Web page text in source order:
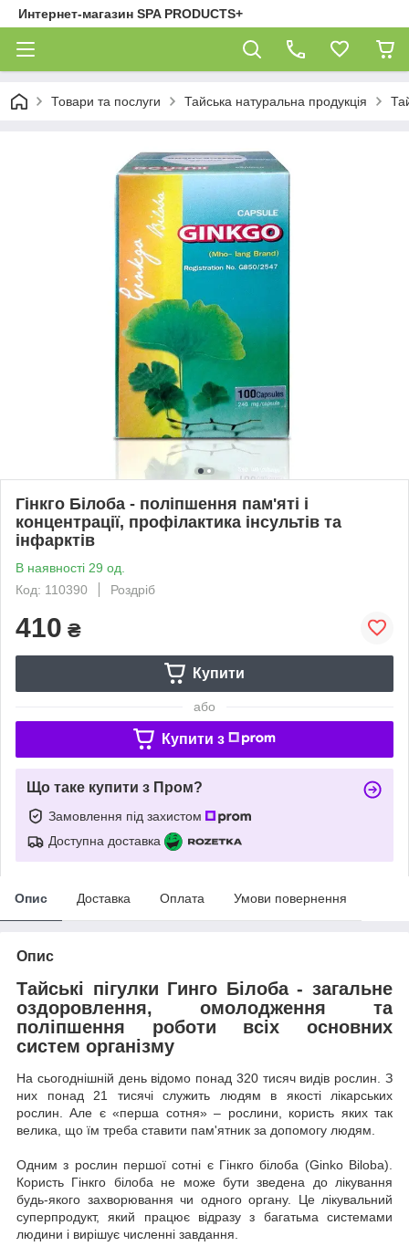
Интернет-магазин SPA PRODUCTS+
Товари та послуги Тайська натуральна продукція
Гінкго Білоба - поліпшення пам'яті і
концентрації, профілактика інсультів та
інфарктів
В наявності 29 од.
Код: 110390
Роздріб
410 ₴
Купити
або
Купити з
Що таке купити з Пром?
Замовлення під захистом
Доступна доставка
Опис Доставка Оплата Умови повернення
Опис
Тайські пігулки Гинго Білоба - загальне
оздоровлення, омолодження та
поліпшення роботи всіх основних
систем організму
На сьогоднішній день відомо понад 320 тисяч видів рослин. З
них понад 21 тисячі служить людям в якості лікарських
рослин. Але є «перша сотня» – рослини, користь яких так
велика, що їм треба ставити пам'ятник за допомогу людям.
Одним з рослин першої сотні є Гінкго білоба (Ginko Biloba).
Користь Гінкго білоба не може бути зведена до лікування
будь-якого захворювання чи одного органу. Це лікувальний
суперпродукт, який працює відразу з багатьма системами
людини і вирішує численні завдання.